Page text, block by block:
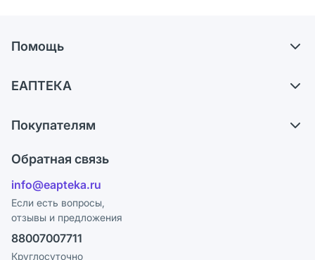
Помощь
Самовывоз из аптек
Ответы на вопросы
Блог
ЕАПТЕКА
Карьера
Поставщики
Лицензия
Реклама на сайте
Ваши товары на ЕАПТЕКЕ
Покупателям
Программа СберСпасибо
Политика конфиденциальности
Пользовательское соглашение
Обратная связь
info@eapteka.ru
Если есть вопросы,
отзывы и предложения
88007007711
Круглосуточно